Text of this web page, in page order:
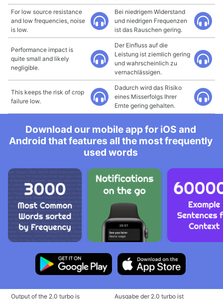
For low source resistance
and low frequencies, noise
is low.
Bei niedrigem Widerstand
und niedrigen Frequenzen
ist das Rauschen gering.
Performance impact is
quite small and likely
negligible.
Der Einfluss auf die
Leistung ist ziemlich gering
und wahrscheinlich zu
vernachlässigen.
This keeps the risk of crop
failure low.
Dadurch wird das Risiko
eines Misserfolgs Ihrer
Ernte gering gehalten.
Download our mobile app for iOS and
Android that features all the most frequently
used words
Output of the 2.0 turbo is Ausgabe der 2.0 turbo ist